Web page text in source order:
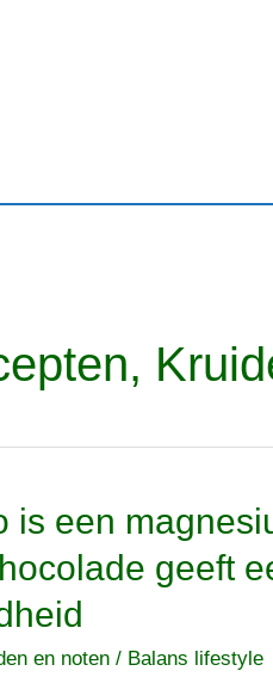
is een
geeft
en noten / Balans lifestyle